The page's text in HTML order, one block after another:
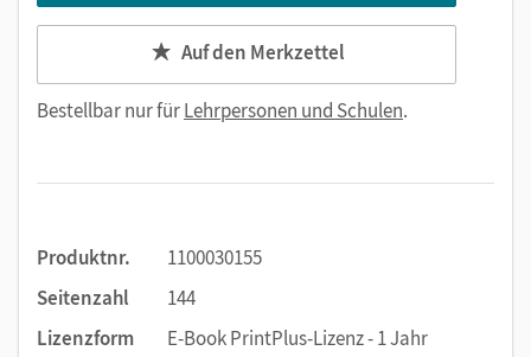
Auf den Merkzettel
Bestellbar nur fürLehrpersonen und Schulen.
Produktnr.
1100030155
Seitenzahl
144
Lizenzform
E-Book PrintPlus-Lizenz - 1 Jahr